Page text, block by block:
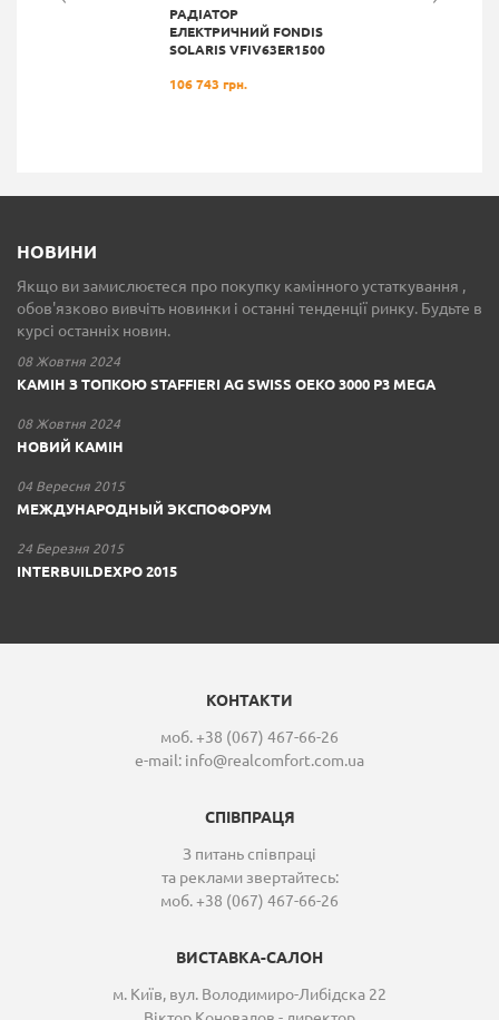
РАДІАТОР
ЕЛЕКТРИЧНИЙ FONDIS
SOLARIS VFIV63ER1500
106 743 грн.
НОВИНИ
Якщо ви замислюєтеся про покупку камінного устаткування ,
обов'язково вивчіть новинки і останні тенденції ринку. Будьте в
курсі останніх новин.
08 Жовтня 2024
КАМІН З ТОПКОЮ STAFFIERI AG SWISS OEKO 3000 P3 MEGA
08 Жовтня 2024
НОВИЙ КАМІН
04 Вересня 2015
МЕЖДУНАРОДНЫЙ ЭКСПОФОРУМ
24 Березня 2015
INTERBUILDEXPO 2015
КОНТАКТИ
моб. +38 (067) 467-66-26
e-mail: info@realcomfort.com.ua
СПІВПРАЦЯ
З питань співпраці
та реклами звертайтесь:
моб. +38 (067) 467-66-26
ВИСТАВКА-САЛОН
м. Київ, вул. Володимиро-Либідска 22